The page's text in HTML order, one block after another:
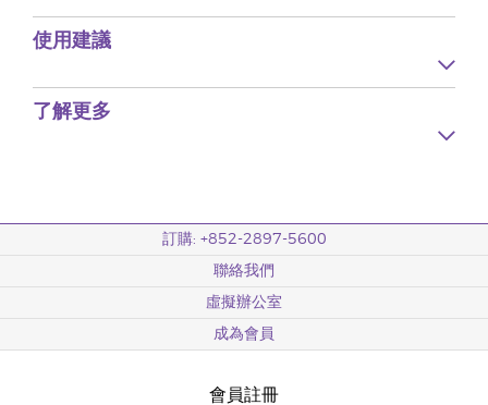
使用建議
了解更多
訂購: +852-2897-5600
聯絡我們
虛擬辦公室
成為會員
會員註冊